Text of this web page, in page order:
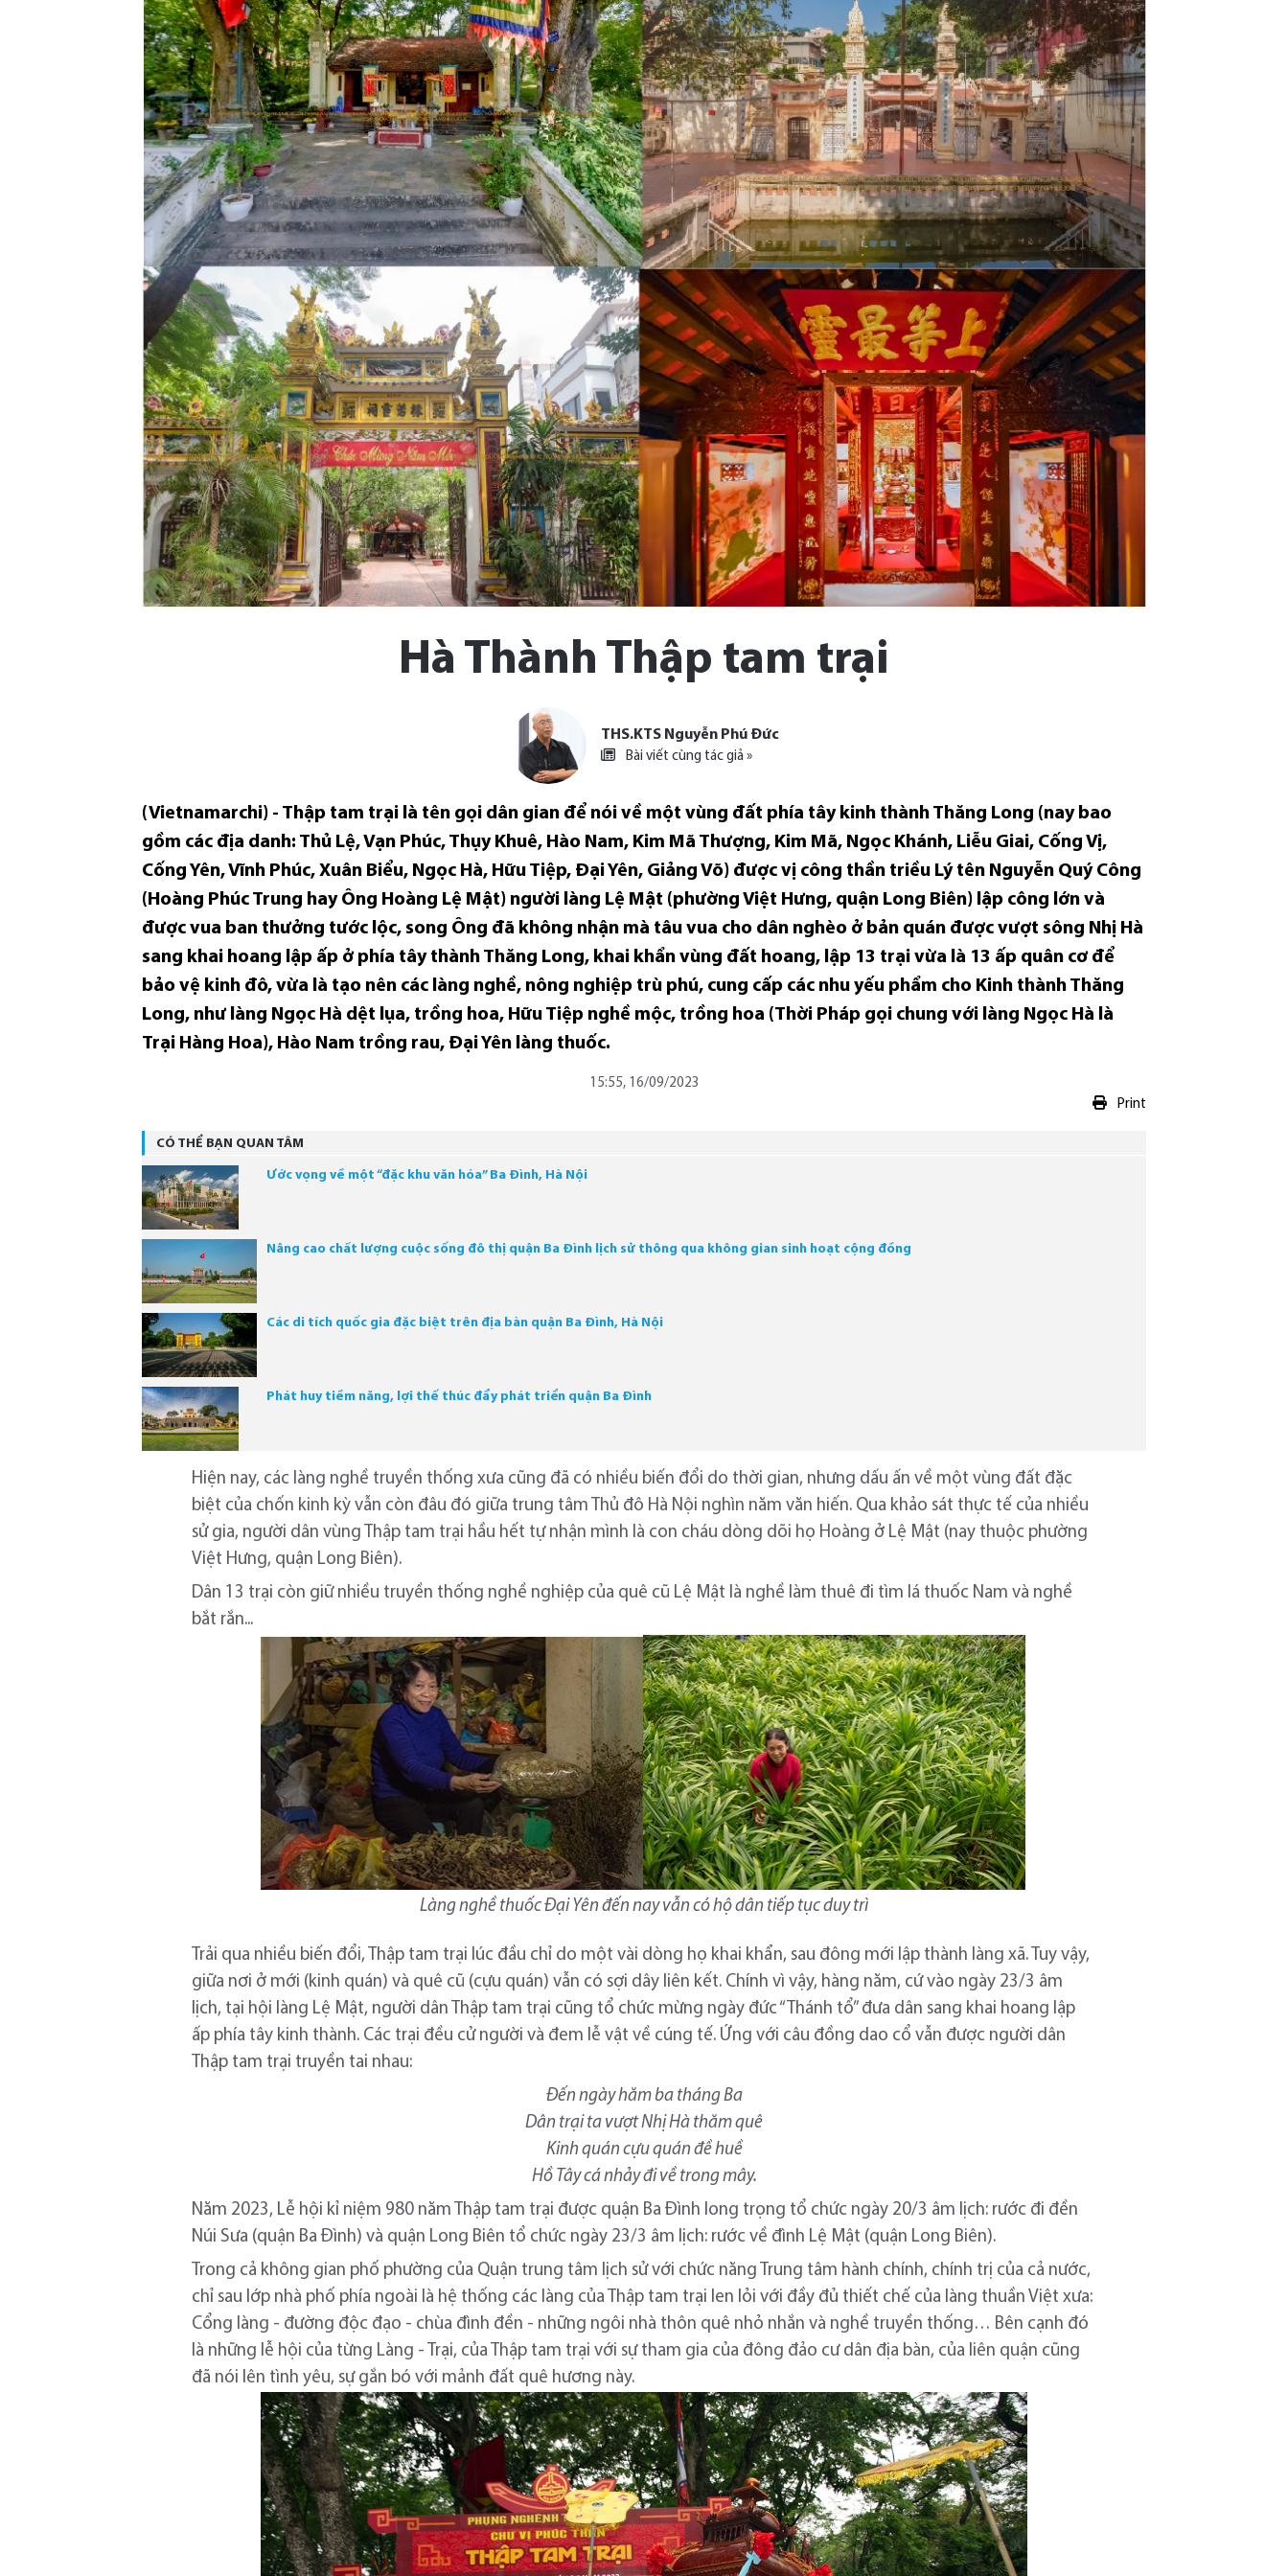
Hà Thành Thập tam trại
THS.KTS Nguyễn Phú Đức
Bài viết cùng tác giả »
(Vietnamarchi) - Thập tam trại là tên gọi dân gian để nói về một vùng đất phía tây kinh thành Thăng Long (nay bao
gồm các địa danh: Thủ Lệ, Vạn Phúc, Thụy Khuê, Hào Nam, Kim Mã Thượng, Kim Mã, Ngọc Khánh, Liễu Giai, Cống Vị,
Cống Yên, Vĩnh Phúc, Xuân Biểu, Ngọc Hà, Hữu Tiệp, Đại Yên, Giảng Võ) được vị công thần triều Lý tên Nguyễn Quý Công
(Hoàng Phúc Trung hay Ông Hoàng Lệ Mật) người làng Lệ Mật (phường Việt Hưng, quận Long Biên) lập công lớn và
được vua ban thưởng tước lộc, song Ông đã không nhận mà tâu vua cho dân nghèo ở bản quán được vượt sông Nhị Hà
sang khai hoang lập ấp ở phía tây thành Thăng Long, khai khẩn vùng đất hoang, lập 13 trại vừa là 13 ấp quân cơ để
bảo vệ kinh đô, vừa là tạo nên các làng nghề, nông nghiệp trù phú, cung cấp các nhu yếu phẩm cho Kinh thành Thăng
Long, như làng Ngọc Hà dệt lụa, trồng hoa, Hữu Tiệp nghề mộc, trồng hoa (Thời Pháp gọi chung với làng Ngọc Hà là
Trại Hàng Hoa), Hào Nam trồng rau, Đại Yên làng thuốc.
15:55, 16/09/2023
Print
CÓ THỂ BẠN QUAN TÂM
Ước vọng về một “đặc khu văn hóa” Ba Đình, Hà Nội
Nâng cao chất lượng cuộc sống đô thị quận Ba Đình lịch sử thông qua không gian sinh hoạt cộng đồng
Các di tích quốc gia đặc biệt trên địa bàn quận Ba Đình, Hà Nội
Phát huy tiềm năng, lợi thế thúc đẩy phát triển quận Ba Đình
Hiện nay, các làng nghề truyền thống xưa cũng đã có nhiều biến đổi do thời gian, nhưng dấu ấn về một vùng đất đặc
biệt của chốn kinh kỳ vẫn còn đâu đó giữa trung tâm Thủ đô Hà Nội nghìn năm văn hiến. Qua khảo sát thực tế của nhiều
sử gia, người dân vùng Thập tam trại hầu hết tự nhận mình là con cháu dòng dõi họ Hoàng ở Lệ Mật (nay thuộc phường
Việt Hưng, quận Long Biên).
Dân 13 trại còn giữ nhiều truyền thống nghề nghiệp của quê cũ Lệ Mật là nghề làm thuê đi tìm lá thuốc Nam và nghề
bắt rắn...
Làng nghề thuốc Đại Yên đến nay vẫn có hộ dân tiếp tục duy trì
Trải qua nhiều biến đổi, Thập tam trại lúc đầu chỉ do một vài dòng họ khai khẩn, sau đông mới lập thành làng xã. Tuy vậy,
giữa nơi ở mới (kinh quán) và quê cũ (cựu quán) vẫn có sợi dây liên kết. Chính vì vậy, hàng năm, cứ vào ngày 23/3 âm
lịch, tại hội làng Lệ Mật, người dân Thập tam trại cũng tổ chức mừng ngày đức “Thánh tổ” đưa dân sang khai hoang lập
ấp phía tây kinh thành. Các trại đều cử người và đem lễ vật về cúng tế. Ứng với câu đồng dao cổ vẫn được người dân
Thập tam trại truyền tai nhau:
Đến ngày hăm ba tháng Ba
Dân trại ta vượt Nhị Hà thăm quê
Kinh quán cựu quán đề huề
Hồ Tây cá nhảy đi về trong mây.
Năm 2023, Lễ hội kỉ niệm 980 năm Thập tam trại được quận Ba Đình long trọng tổ chức ngày 20/3 âm lịch: rước đi đền
Núi Sưa (quận Ba Đình) và quận Long Biên tổ chức ngày 23/3 âm lịch: rước về đình Lệ Mật (quận Long Biên).
Trong cả không gian phố phường của Quận trung tâm lịch sử với chức năng Trung tâm hành chính, chính trị của cả nước,
chỉ sau lớp nhà phố phía ngoài là hệ thống các làng của Thập tam trại len lỏi với đầy đủ thiết chế của làng thuần Việt xưa:
Cổng làng - đường độc đạo - chùa đình đền - những ngôi nhà thôn quê nhỏ nhắn và nghề truyền thống… Bên cạnh đó
là những lễ hội của từng Làng - Trại, của Thập tam trại với sự tham gia của đông đảo cư dân địa bàn, của liên quận cũng
đã nói lên tình yêu, sự gắn bó với mảnh đất quê hương này.